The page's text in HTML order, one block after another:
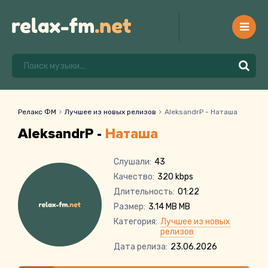
Релакс ФМ Лучшее из новых релизов AleksandrP - Наташа
AleksandrP - Наташа
Слушали: 43
Качество: 320 kbps
Длительность: 01:22
Размер: 3.14 MB MB
Категория: Лучшее из новых
релизов
Дата релиза: 23.06.2026